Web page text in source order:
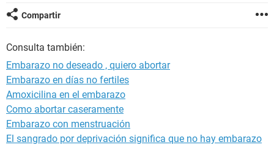
GLOSARIO
Compartir
Consulta también:
Embarazo no deseado , quiero abortar
Embarazo en días no fertiles
Amoxicilina en el embarazo
Como abortar caseramente
Embarazo con menstruación
El sangrado por deprivación significa que no hay embarazo